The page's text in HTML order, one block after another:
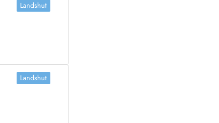
Landshut
Landshut